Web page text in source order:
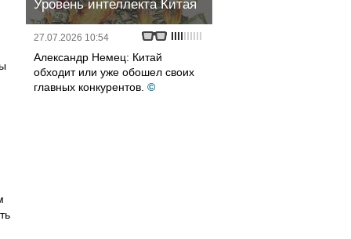
Уровень интеллекта Китая
27.07.2026 10:54
Александр Немец: Китай
обходит или уже обошел своих
главных конкурентов. ©